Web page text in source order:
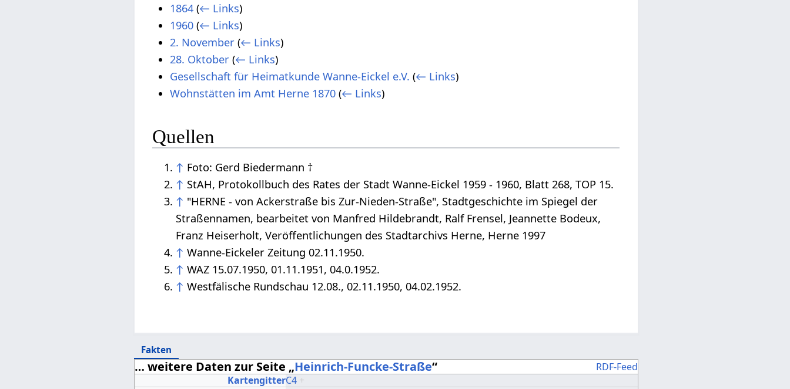
1864 (← Links)
1960 (← Links)
2. November (← Links)
28. Oktober (← Links)
Gesellschaft für Heimatkunde Wanne-Eickel e.V. (← Links)
Wohnstätten im Amt Herne 1870 (← Links)
Quellen
↑ Foto: Gerd Biedermann †
↑ StAH, Protokollbuch des Rates der Stadt Wanne-Eickel 1959 - 1960, Blatt 268, TOP 15.
↑ "HERNE - von Ackerstraße bis Zur-Nieden-Straße", Stadtgeschichte im Spiegel der
Straßennamen, bearbeitet von Manfred Hildebrandt, Ralf Frensel, Jeannette Bodeux,
Franz Heiserholt, Veröffentlichungen des Stadtarchivs Herne, Herne 1997
↑ Wanne-Eickeler Zeitung 02.11.1950.
↑ WAZ 15.07.1950, 01.11.1951, 04.0.1952.
↑ Westfälische Rundschau 12.08., 02.11.1950, 04.02.1952.
Fakten
… weitere Daten zur Seite „Heinrich-Funcke-Straße“
RDF-Feed
KartengitterC4 +